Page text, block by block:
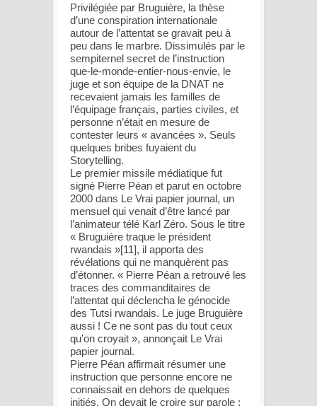
Privilégiée par Bruguière, la thèse
d’une conspiration internationale
autour de l’attentat se gravait peu à
peu dans le marbre. Dissimulés par le
sempiternel secret de l’instruction
que-le-monde-entier-nous-envie, le
juge et son équipe de la DNAT ne
recevaient jamais les familles de
l’équipage français, parties civiles, et
personne n’était en mesure de
contester leurs « avancées ». Seuls
quelques bribes fuyaient du
Storytelling.
Le premier missile médiatique fut
signé Pierre Péan et parut en octobre
2000 dans Le Vrai papier journal, un
mensuel qui venait d’être lancé par
l’animateur télé Karl Zéro. Sous le titre
« Bruguière traque le président
rwandais »[11], il apporta des
révélations qui ne manquèrent pas
d’étonner. « Pierre Péan a retrouvé les
traces des commanditaires de
l’attentat qui déclencha le génocide
des Tutsi rwandais. Le juge Bruguière
aussi ! Ce ne sont pas du tout ceux
qu’on croyait », annonçait Le Vrai
papier journal.
Pierre Péan affirmait résumer une
instruction que personne encore ne
connaissait en dehors de quelques
initiés. On devait le croire sur parole :